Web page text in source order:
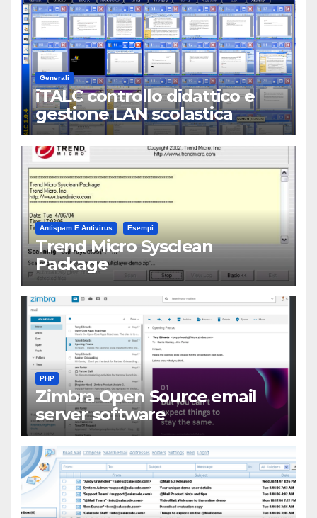
Generali
iTALC controllo didattico e
gestione LAN scolastica
Antispam E Antivirus Esempi
Trend Micro Sysclean
Package
PHP
Zimbra Open Source email
server software